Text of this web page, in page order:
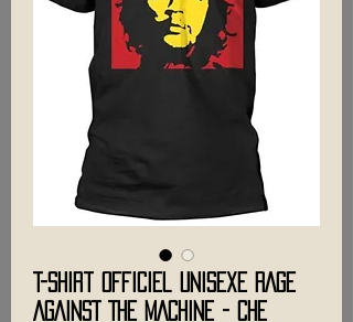
T-Shirt Officiel Unisexe RAGE
AGAINST THE MACHINE - CHE